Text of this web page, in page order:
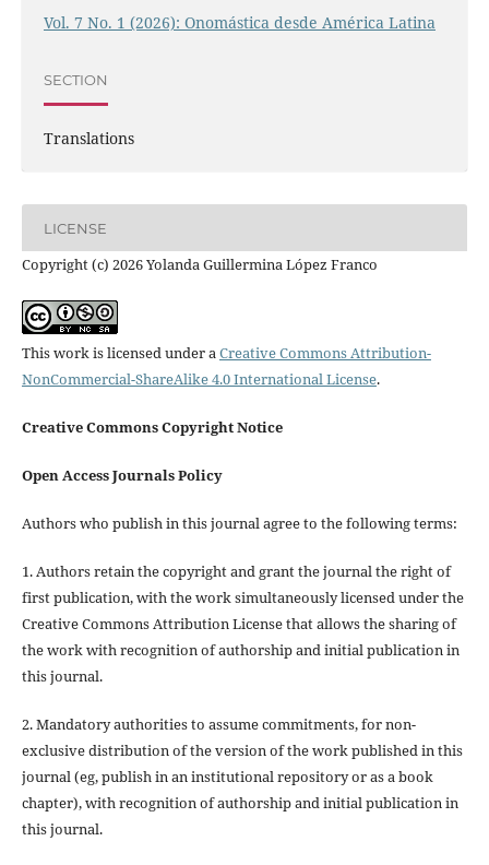
Vol. 7 No. 1 (2026): Onomástica desde América Latina
SECTION
Translations
LICENSE
Copyright (c) 2026 Yolanda Guillermina López Franco
This work is licensed under a Creative Commons Attribution-
NonCommercial-ShareAlike 4.0 International License.
Creative Commons Copyright Notice
Open Access Journals Policy
Authors who publish in this journal agree to the following terms:
1. Authors retain the copyright and grant the journal the right of
first publication, with the work simultaneously licensed under the
Creative Commons Attribution License that allows the sharing of
the work with recognition of authorship and initial publication in
this journal.
2. Mandatory authorities to assume commitments, for non-
exclusive distribution of the version of the work published in this
journal (eg, publish in an institutional repository or as a book
chapter), with recognition of authorship and initial publication in
this journal.